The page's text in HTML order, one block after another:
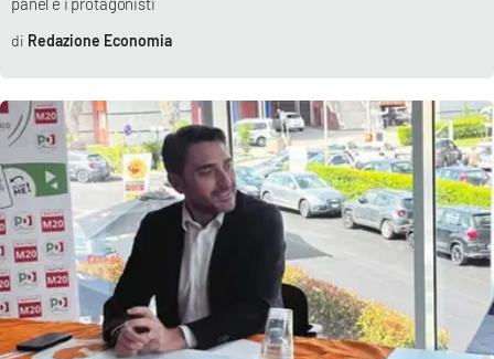
Le perfidie di Antonella Grippo
Venti di comunicazione
STREAMING
LaC TV
Redazione Economia